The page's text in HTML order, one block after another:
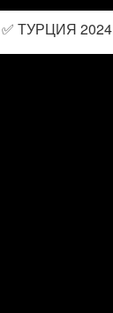
✅️ ТУРЦИЯ 2024